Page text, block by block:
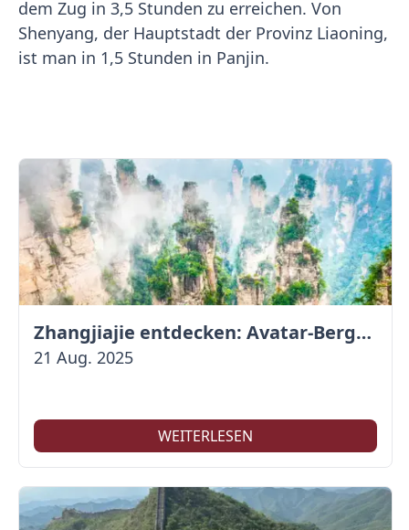
dem Zug in 3,5 Stunden zu erreichen. Von
Shenyang, der Hauptstadt der Provinz Liaoning,
ist man in 1,5 Stunden in Panjin.
Zhangjiajie entdecken: Avatar-Berge & Altstadt von Fenghuang
21 Aug. 2025
WEITERLESEN